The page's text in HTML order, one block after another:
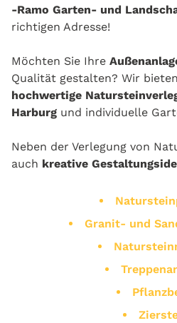
-Ramo Garten- und
richtigen Adresse!
Möchten Sie Ihre
Qualität gestalten? Wir
hochwertige
Harburg und individuelle
Neben der Verlegung von
auch kreative
Granit- und